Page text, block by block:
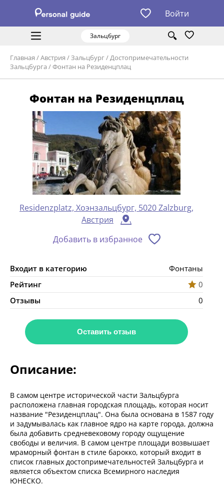
Войти
Зальцбург
Главная /Австрия /Зальцбург/Достопримечательности
Зальцбурга /Фонтан на Резиденцплац
Фонтан на Резиденцплац
Residenzplatz, Хоэнзальцбург, 5020 Zalzburg,
Австрия
Добавить в избранное
Входит в категорию
Фонтаны
Рейтинг
0
Отзывы
0
Оставить отзыв
Описание:
В самом центре исторической части Зальцбурга
расположена главная городская площадь, которая носит
название "Резиденцплац". Она была основана в 1587 году
и задумывалась как главное ядро на карте города, должна
была добавить средневековому городу ощущение
свободы и величия. В самом центре площади возвышает
мраморный фонтан в стиле барокко, который входит в
список главных достопримечательностей Зальцбурга и
является объектом списка Всемирного наследия
ЮНЕСКО.